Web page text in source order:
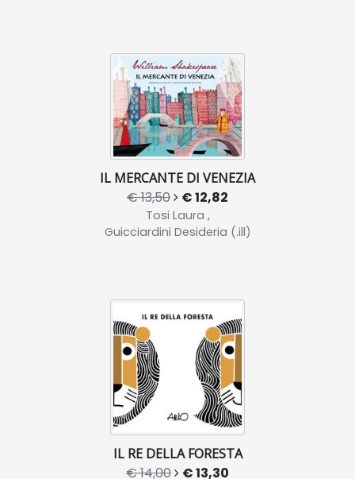
IL MERCANTE DI VENEZIA
€ 13,50 € 12,82
Tosi Laura ,
Guicciardini Desideria (.ill)
IL RE DELLA FORESTA
€ 14,00 € 13,30